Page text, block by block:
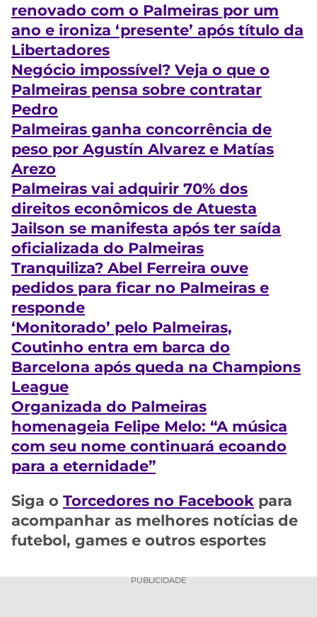
renovado com o Palmeiras por um
ano e ironiza ‘presente’ após título da
Libertadores
Negócio impossível? Veja o que o
Palmeiras pensa sobre contratar
Pedro
Palmeiras ganha concorrência de
peso por Agustín Alvarez e Matías
Arezo
Palmeiras vai adquirir 70% dos
direitos econômicos de Atuesta
Jailson se manifesta após ter saída
oficializada do Palmeiras
Tranquiliza? Abel Ferreira ouve
pedidos para ficar no Palmeiras e
responde
‘Monitorado’ pelo Palmeiras,
Coutinho entra em barca do
Barcelona após queda na Champions
League
Organizada do Palmeiras
homenageia Felipe Melo: “A música
com seu nome continuará ecoando
para a eternidade”
Siga o Torcedores no Facebook para
acompanhar as melhores notícias de
futebol, games e outros esportes
PUBLICIDADE